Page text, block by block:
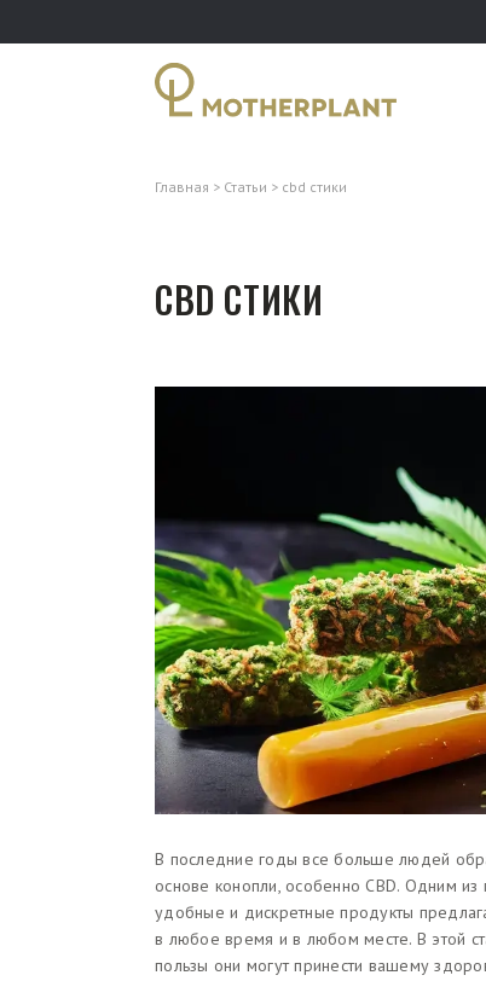
Главная Статьи cbd стики
CBD СТИКИ
В последние годы все больше людей
основе конопли, особенно CBD. Одним из
удобные и дискретные продукты
в любое время и в любом месте. В этой
пользы они могут принести вашему